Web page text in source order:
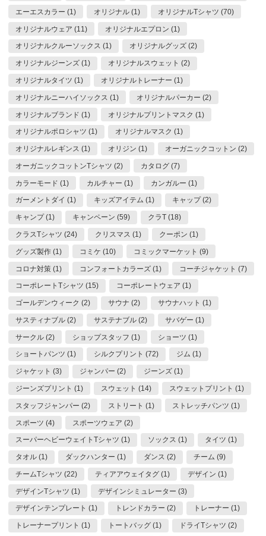
エーエスカラー (1) オリジナル (1) オリジナルTシャツ (70)
オリジナルウェア (11) オリジナルエプロン (1)
オリジナルクルーソックス (1) オリジナルグッズ (2)
オリジナルジーンズ (1) オリジナルスウェット (2)
オリジナルタイツ (1) オリジナルトレーナー (1)
オリジナルニーハイソックス (1) オリジナルパーカー (2)
オリジナルブランド (1) オリジナルプリントマスク (1)
オリジナルポロシャツ (1) オリジナルマスク (1)
オリジナルレギンス (1) オリジン (1) オーガニックコットン (2)
オーガニックコットンTシャツ (2) カタログ (7)
カラーモード (1) カルチャー (1) カンガルー (1)
ガーメントダイ (1) キッズアイテム (1) キャップ (2)
キャンプ (1) キャンペーン (59) クラT (18)
クラスTシャツ (24) クリスマス (1) クーポン (1)
グッズ製作 (1) コミケ (10) コミックマーケット (9)
コロナ対策 (1) コンフォートカラーズ (1) コーチジャケット (7)
コーポレートTシャツ (15) コーポレートウェア (1)
ゴールデンウィーク (2) サウナ (2) サウナハット (1)
サスティナブル (2) サステナブル (2) サバゲー (1)
サークル (2) ショップスタッフ (1) ショーツ (1)
ショートパンツ (1) シルクプリント (72) ジム (1)
ジャケット (3) ジャンパー (2) ジーンズ (1)
ジーンズプリント (1) スウェット (14) スウェットプリント (1)
スタッフジャンパー (2) ストリート (1) ストレッチパンツ (1)
スポーツ (4) スポーツウェア (2)
スーパーヘビーウェイトTシャツ (1) ソックス (1) タイツ (1)
タオル (1) ダックハンター (1) ダンス (2) チーム (9)
チームTシャツ (22) ティアアウェイタグ (1) デザイン (1)
デザインTシャツ (1) デザインシミュレーター (3)
デザインテンプレート (1) トレンドカラー (2) トレーナー (1)
トレーナープリント (1) トートバッグ (1) ドライTシャツ (2)